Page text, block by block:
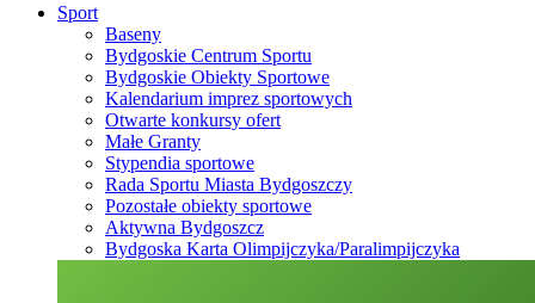
Sport
Baseny
Bydgoskie Centrum Sportu
Bydgoskie Obiekty Sportowe
Kalendarium imprez sportowych
Otwarte konkursy ofert
Małe Granty
Stypendia sportowe
Rada Sportu Miasta Bydgoszczy
Pozostałe obiekty sportowe
Aktywna Bydgoszcz
Bydgoska Karta Olimpijczyka/Paralimpijczyka